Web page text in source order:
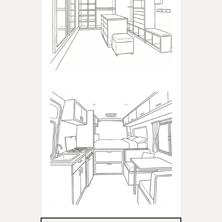
Produkty dedykowane do
garderoby
KAMPER
Produkty dedykowane do
kampera